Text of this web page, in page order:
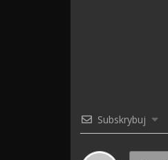
Subskrybuj